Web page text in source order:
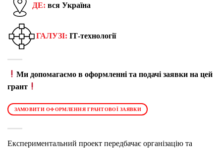
ДЕ: вся Україна
ГАЛУЗІ: ІТ-технології
Ми допомагаємо в оформленні та подачі заявки на цей
грант
ЗАМОВИТИ ОФОРМЛЕННЯ ГРАНТОВОЇ ЗАЯВКИ
Експериментальний проект передбачає організацію та